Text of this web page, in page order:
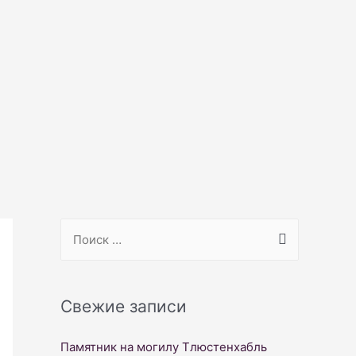
r
h
Свежие записи
Памятник на могилу Тлюстенхабль